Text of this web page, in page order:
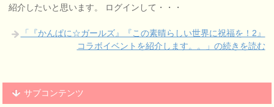
紹介したいと思います。 ログインして・・・
「『かんぱに☆ガールズ』『この素晴らしい世界に祝福を！2』
コラボイベントを紹介します。。」の続きを読む
サブコンテンツ